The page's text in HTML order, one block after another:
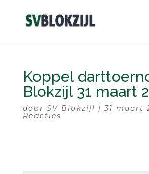
Koppel
Blokzijl 31 maart
door SV Blokzijl | 31 maart
Reacties